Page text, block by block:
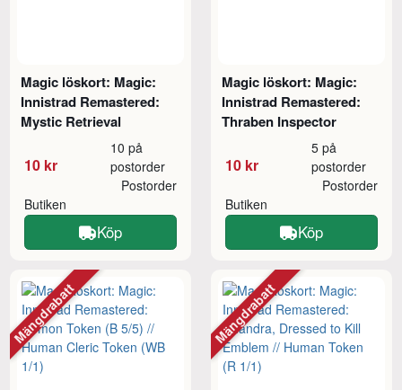
Magic löskort: Magic:
Innistrad Remastered:
Mystic Retrieval
10 kr
10 på
postorder
Butiken
Postorder
Köp
Magic löskort: Magic:
Innistrad Remastered:
Thraben Inspector
10 kr
5 på
postorder
Butiken
Postorder
Köp
Mängdrabatt Mängdrabatt